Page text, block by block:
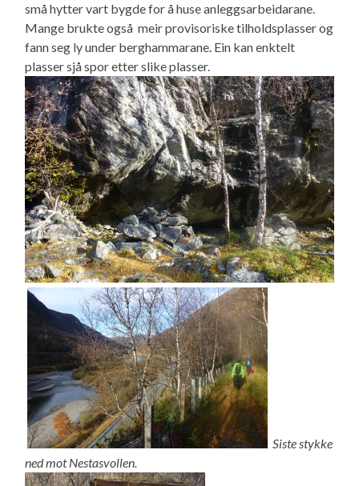
små hytter vart bygde for å huse anleggsarbeidarane.
Mange brukte også meir provisoriske tilholdsplasser og
fann seg ly under berghammarane. Ein kan enktelt
plasser sjå spor etter slike plasser.
Siste stykke
ned mot Nestasvollen.